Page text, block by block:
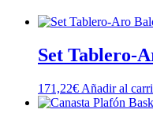
Set Tablero-
171,22€ Añadir al